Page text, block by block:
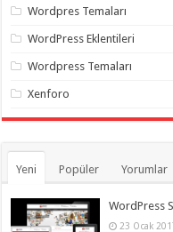
Wordpres Temaları
WordPress Eklentileri
Wordpress Temaları
Xenforo
Yeni Popüler Yorumlar
WordPress
23 Ocak